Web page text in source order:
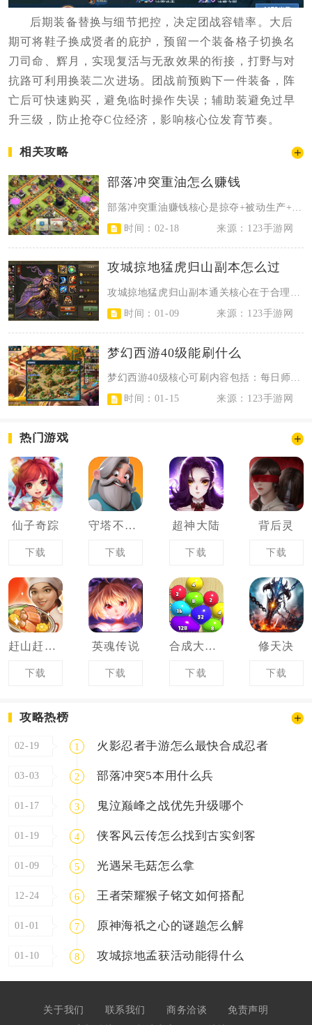
后期装备替换与细节把控，决定团战容错率。大后
期可将鞋子换成贤者的庇护，预留一个装备格子切换名
刀司命、辉月，实现复活与无敌效果的衔接，打野与对
抗路可利用换装二次进场。团战前预购下一件装备，阵
亡后可快速购买，避免临时操作失误；辅助装避免过早
升三级，防止抢夺C位经济，影响核心位发育节奏。
相关攻略
部落冲突重油怎么赚钱
时间：02-18
来源：123手游网
攻城掠地猛虎归山副本怎么过
时间：01-09
来源：123手游网
梦幻西游40级能刷什么
梦幻西游40级核心可刷内容包括：每日师门、组队捉鬼、场景烧双、帮派跑商、初出...
时间：01-15
来源：123手游网
热门游戏
仙子奇踪
下载
守塔不能停
下载
超神大陆
下载
背后灵
下载
赶山赶海开饭店
下载
英魂传说
下载
合成大泡泡
下载
修天决
下载
攻略热榜
02-19 1 火影忍者手游怎么最快合成忍者
03-03 2 部落冲突5本用什么兵
01-17 3 鬼泣巅峰之战优先升级哪个
01-19 4 侠客风云传怎么找到古实剑客
01-09 5 光遇呆毛菇怎么拿
12-24 6 王者荣耀猴子铭文如何搭配
01-01 7 原神海祇之心的谜题怎么解
01-10 8 攻城掠地孟获活动能得什么
关于我们 联系我们 商务洽谈
免责声明